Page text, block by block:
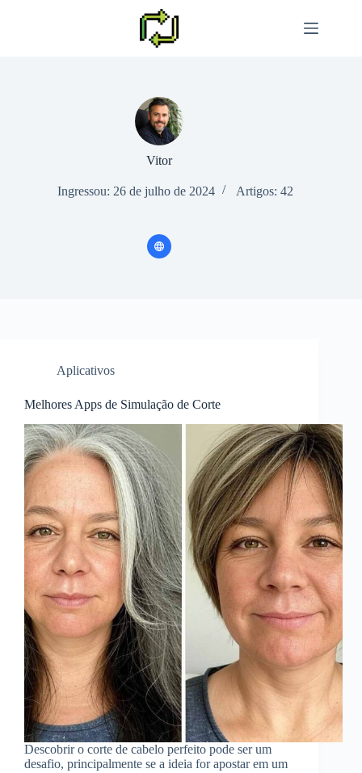
Vitor
Ingressou: 26 de julho de 2024 Artigos: 42
Aplicativos
Melhores Apps de Simulação de Corte
Descobrir o corte de cabelo perfeito pode ser um
desafio, principalmente se a ideia for apostar em um